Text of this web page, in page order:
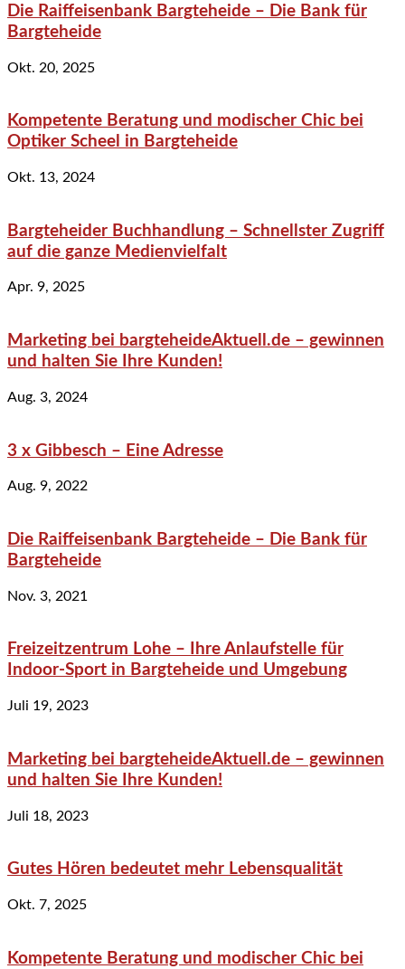
Die Raiffeisenbank Bargteheide – Die Bank für
Bargteheide
Okt. 20, 2025
Kompetente Beratung und modischer Chic bei
Optiker Scheel in Bargteheide
Okt. 13, 2024
Bargteheider Buchhandlung – Schnellster Zugriff
auf die ganze Medienvielfalt
Apr. 9, 2025
Marketing bei bargteheideAktuell.de – gewinnen
und halten Sie Ihre Kunden!
Aug. 3, 2024
3 x Gibbesch – Eine Adresse
Aug. 9, 2022
Die Raiffeisenbank Bargteheide – Die Bank für
Bargteheide
Nov. 3, 2021
Freizeitzentrum Lohe – Ihre Anlaufstelle für
Indoor-Sport in Bargteheide und Umgebung
Juli 19, 2023
Marketing bei bargteheideAktuell.de – gewinnen
und halten Sie Ihre Kunden!
Juli 18, 2023
Gutes Hören bedeutet mehr Lebensqualität
Okt. 7, 2025
Kompetente Beratung und modischer Chic bei